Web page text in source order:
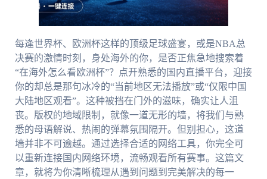
每逢世界杯、欧洲杯这样的顶级足球盛宴，或是NBA总
决赛的激情时刻，身处海外的你，是否正焦急地搜索着
“在海外怎么看欧洲杯”？点开熟悉的国内直播平台，迎接
你的却总是那句冰冷的“当前地区无法播放”或“仅限中国
大陆地区观看”。这种被挡在门外的滋味，确实让人沮
丧。版权的地域限制，就像一道无形的墙，将我们与熟
悉的母语解说、热闹的弹幕氛围隔开。但别担心，这道
墙并非不可逾越。通过选择合适的网络工具，你完全可
以重新连接国内网络环境，流畅观看所有赛事。这篇文
章，就将为你清晰梳理从遇到问题到完美解决的每一